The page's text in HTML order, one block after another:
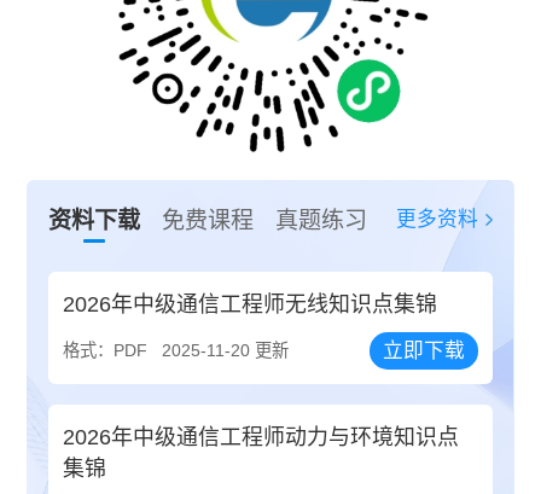
资料下载 免费课程 真题练习 更多资料
2026年中级通信工程师无线知识点集锦
格式：PDF 2025-11-20 更新 立即下载
2026年中级通信工程师动力与环境知识点
集锦